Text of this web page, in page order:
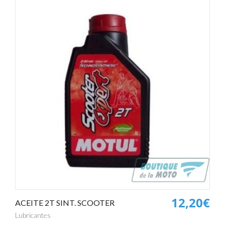
ACEITE 2T SINT. SCOOTER
Lubricantes
12,20€